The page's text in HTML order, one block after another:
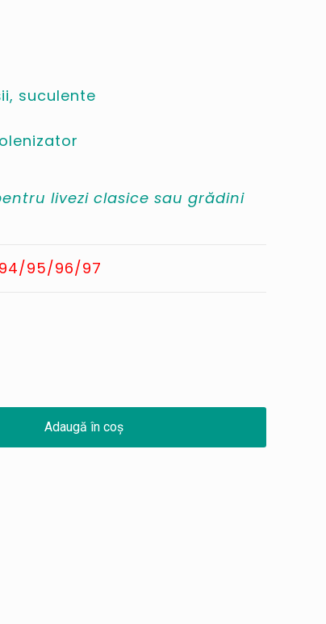
suculente
livezi clasice sau grădini
95/96/97
Adaugă în coș